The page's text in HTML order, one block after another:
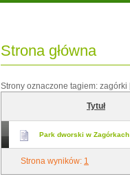
Strona główna
Strony oznaczone tagiem: zagórki
Tytuł
Park dworski w Zagórkach
Strona wyników: 1